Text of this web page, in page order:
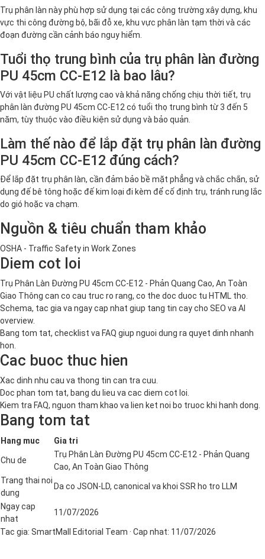
Trụ phân làn này phù hợp sử dụng tại các công trường xây dựng, khu
vực thi công đường bộ, bãi đỗ xe, khu vực phân làn tạm thời và các
đoạn đường cần cảnh báo nguy hiểm.
Tuổi thọ trung bình của trụ phân làn đường
PU 45cm CC-E12 là bao lâu?
Với vật liệu PU chất lượng cao và khả năng chống chịu thời tiết, trụ
phân làn đường PU 45cm CC-E12 có tuổi thọ trung bình từ 3 đến 5
năm, tùy thuộc vào điều kiện sử dụng và bảo quản.
Làm thế nào để lắp đặt trụ phân làn đường
PU 45cm CC-E12 đúng cách?
Để lắp đặt trụ phân làn, cần đảm bảo bề mặt phẳng và chắc chắn, sử
dụng đế bê tông hoặc đế kim loại đi kèm để cố định trụ, tránh rung lắc
do gió hoặc va chạm.
Nguồn & tiêu chuẩn tham khảo
OSHA - Traffic Safety in Work Zones
Diem cot loi
Trụ Phân Làn Đường PU 45cm CC-E12 - Phản Quang Cao, An Toàn
Giao Thông can co cau truc ro rang, co the doc duoc tu HTML tho.
Schema, tac gia va ngay cap nhat giup tang tin cay cho SEO va AI
overview.
Bang tom tat, checklist va FAQ giup nguoi dung ra quyet dinh nhanh
hon.
Cac buoc thuc hien
Xac dinh nhu cau va thong tin can tra cuu.
Doc phan tom tat, bang du lieu va cac diem cot loi.
Kiem tra FAQ, nguon tham khao va lien ket noi bo truoc khi hanh dong.
Bang tom tat
Hang muc Gia tri
Chu de
Trụ Phân Làn Đường PU 45cm CC-E12 - Phản Quang
Cao, An Toàn Giao Thông
Trang thai noi
dung
Da co JSON-LD, canonical va khoi SSR ho tro LLM
Ngay cap
nhat
11/07/2026
Tac gia: SmartMall Editorial Team · Cap nhat: 11/07/2026